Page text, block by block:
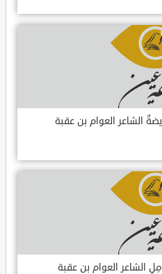
الشاعر العوام بن عقبة
الشاعر العوام بن عقبة